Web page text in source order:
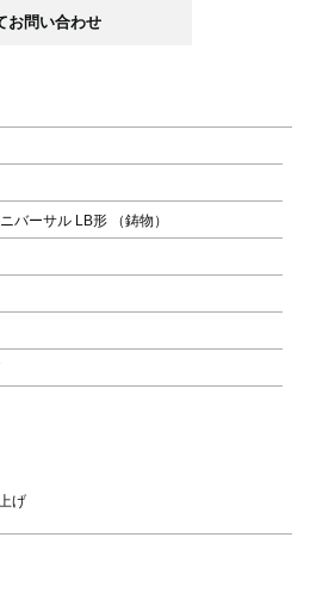
バーサル LB形 （鋳物）
げ